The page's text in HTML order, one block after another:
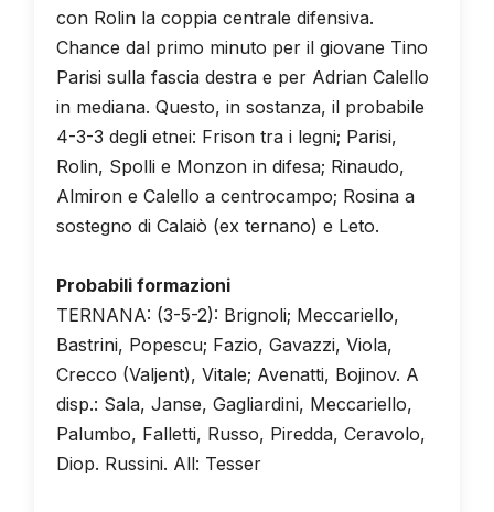
con Rolin la coppia centrale difensiva.
Chance dal primo minuto per il giovane Tino
Parisi sulla fascia destra e per Adrian Calello
in mediana. Questo, in sostanza, il probabile
4-3-3 degli etnei: Frison tra i legni; Parisi,
Rolin, Spolli e Monzon in difesa; Rinaudo,
Almiron e Calello a centrocampo; Rosina a
sostegno di Calaiò (ex ternano) e Leto.
Probabili formazioni
TERNANA: (3-5-2): Brignoli; Meccariello,
Bastrini, Popescu; Fazio, Gavazzi, Viola,
Crecco (Valjent), Vitale; Avenatti, Bojinov. A
disp.: Sala, Janse, Gagliardini, Meccariello,
Palumbo, Falletti, Russo, Piredda, Ceravolo,
Diop. Russini. All: Tesser